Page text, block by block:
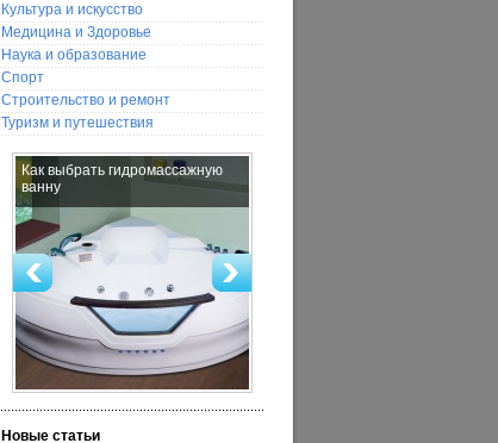
Культура и искусство
Медицина и Здоровье
Наука и образование
Спорт
Строительство и ремонт
Туризм и путешествия
Как выбрать гидромассажную
ванну
Новые статьи